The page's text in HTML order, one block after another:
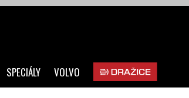
SPECIÁLY VOLVO